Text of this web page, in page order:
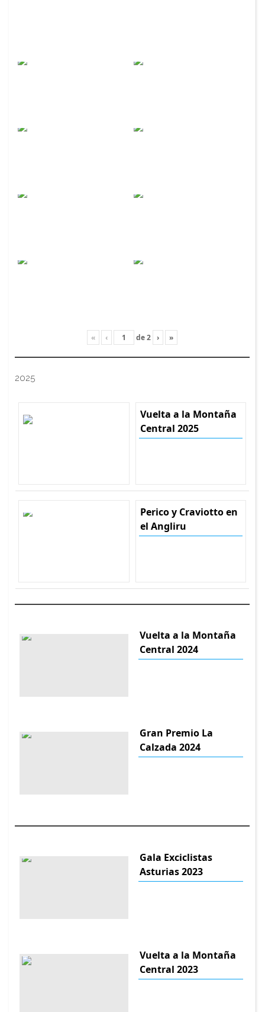
« ‹ de2 › »
2025
Vuelta a la Montaña
Central 2025
Perico y Craviotto en
el Angliru
Vuelta a la Montaña
Central 2024
Gran Premio La
Calzada 2024
Gala Exciclistas
Asturias 2023
Vuelta a la Montaña
Central 2023